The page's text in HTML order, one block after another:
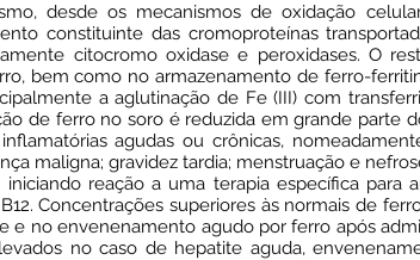
desde os mecanismos de oxidação
constituinte das cromoproteínas
citocromo oxidase e peroxidases. O
bem como no armazenamento de ferro-
a aglutinação de Fe (III) com
de ferro no soro é reduzida em grande parte
agudas ou crônicas,
maligna; gravidez tardia; menstruação e
reação a uma terapia específica para
Concentrações superiores às normais de
no envenenamento agudo por ferro após
no caso de hepatite aguda,